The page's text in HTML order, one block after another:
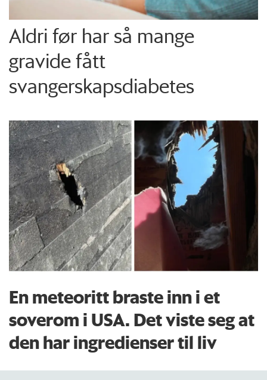
Aldri før har så mange
gravide fått
svangerskapsdiabetes
En meteoritt braste inn i et
soverom i USA. Det viste seg at
den har ingredienser til liv